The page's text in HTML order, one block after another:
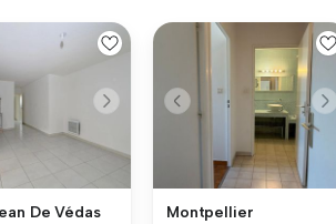
De Védas Montpellier